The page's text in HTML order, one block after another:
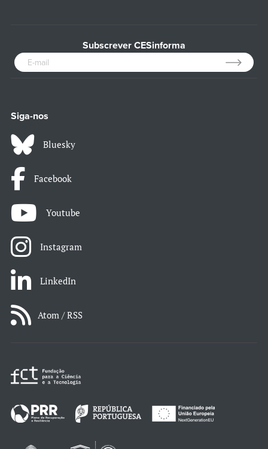
Subscrever CESinforma
Siga-nos
Bluesky
Facebook
Youtube
Instagram
LinkedIn
Atom / RSS